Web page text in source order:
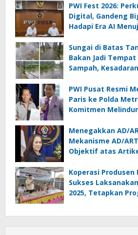
PWI Fest 2026:
Digital, Gandeng
Hadapi Era AI
Sungai di Batas
Bakan Jadi
Sampah,
PWI Pusat Resmi
Paris ke Polda
Komitmen
Menegakkan AD/
Mekanisme AD/
Objektif atas
Melanggar Aturan”
Koperasi
Sukses
2025, Tetapkan